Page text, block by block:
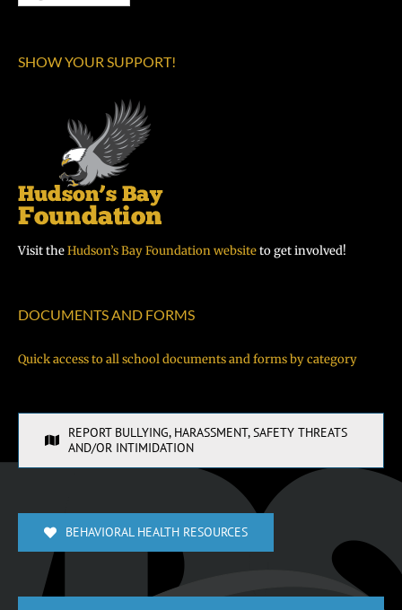
SHOW YOUR SUPPORT!
Visit theHudson’s Bay Foundation websiteto get involved!
DOCUMENTS AND FORMS
Quick access to all school documents and forms by category
REPORT BULLYING, HARASSMENT, SAFETY THREATS
AND/OR INTIMIDATION
BEHAVIORAL HEALTH RESOURCES